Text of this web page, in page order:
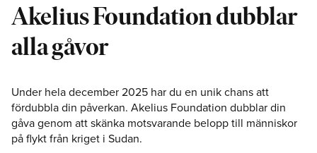
Akelius Foundation dubblar
alla gåvor
Under hela december 2025 har du en unik chans att
fördubbla din påverkan. Akelius Foundation dubblar din
gåva genom att skänka motsvarande belopp till människor
på flykt från kriget i Sudan.